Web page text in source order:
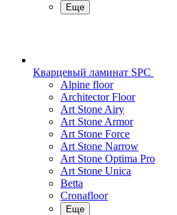
Еще
Кварцевый ламинат SPC
Alpine floor
Architector Floor
Art Stone Airy
Art Stone Armor
Art Stone Force
Art Stone Narrow
Art Stone Optima Pro
Art Stone Unica
Betta
Cronafloor
Еще